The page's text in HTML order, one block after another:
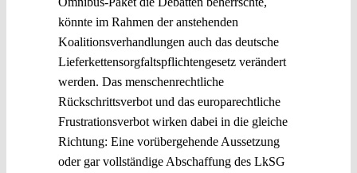
könnte im Rahmen der anstehenden
Koalitionsverhandlungen auch das deutsche
Lieferkettensorgfaltspflichtengesetz verändert
werden. Das menschenrechtliche
Rückschrittsverbot und das europarechtliche
Frustrationsverbot wirken dabei in die gleiche
Richtung: Eine vorübergehende Aussetzung
oder gar vollständige Abschaffung des LkSG